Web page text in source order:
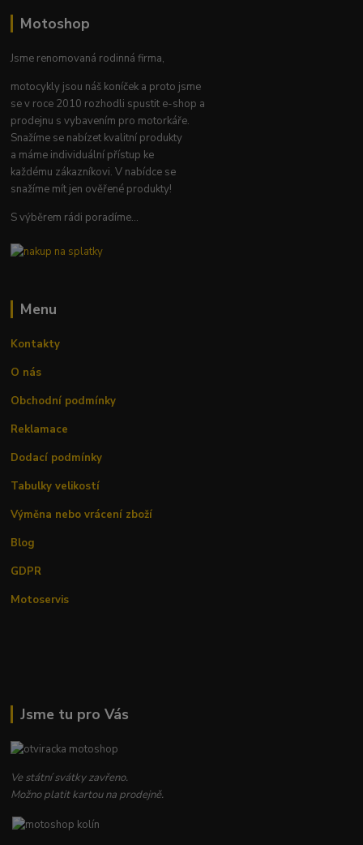
Motoshop
Jsme renomovaná rodinná firma,
motocykly jsou náš koníček a proto jsme
se v roce 2010 rozhodli spustit e-shop a
prodejnu s vybavením pro motorkáře.
Snažíme se nabízet kvalitní produkty
a máme individuální přístup ke
každému zákazníkovi. V nabídce se
snažíme mít jen ověřené produkty!
S výběrem rádi poradíme...
Menu
Kontakty
O nás
Obchodní podmínky
Reklamace
Dodací podmínky
Tabulky velikostí
Výměna nebo vrácení zboží
Blog
GDPR
Motoservis
Jsme tu pro Vás
Ve státní svátky zavřeno.
Možno platit kartou na prodejně.